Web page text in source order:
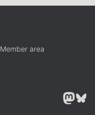
Member area
MASTODON